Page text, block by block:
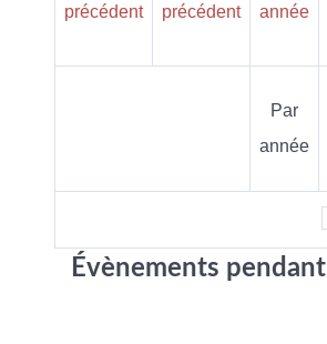
Par
année
Évènements pendant